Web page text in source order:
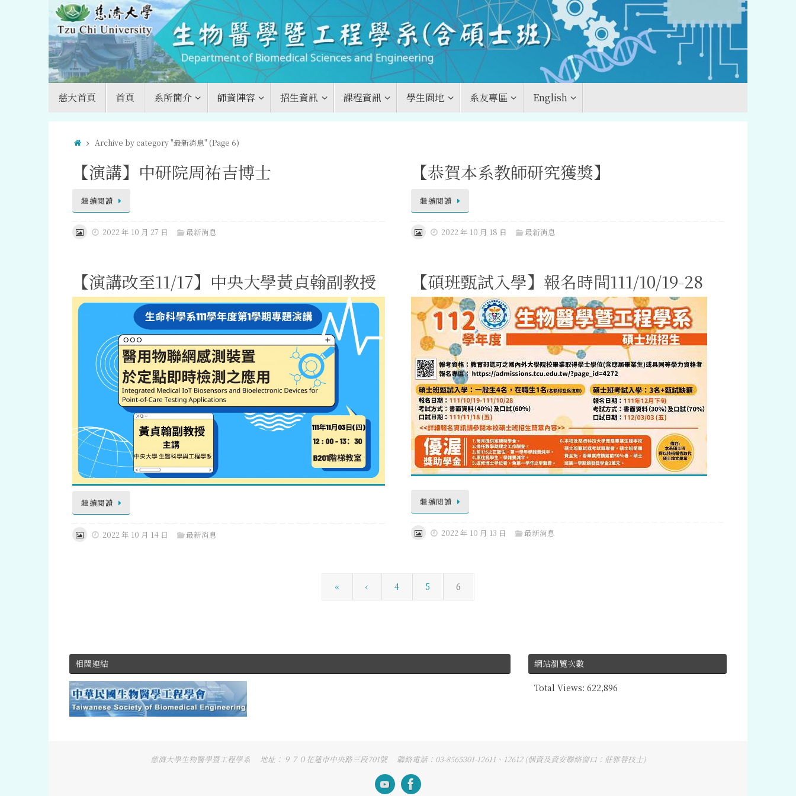
慈大首頁 首頁 系所簡介 師資陣容 招生資訊 課程資訊 學生園地 系友專區 English
HomeArchive by category "最新消息" (Page 6)
【演講】中研院周祐吉博士
繼續閱讀
2022 年 10 月 27 日 最新消息
【恭賀本系教師研究獲獎】
繼續閱讀
2022 年 10 月 18 日 最新消息
【演講改至11/17】中央大學黃貞翰副教授
繼續閱讀
2022 年 10 月 14 日 最新消息
【碩班甄試入學】報名時間111/10/19-28
繼續閱讀
2022 年 10 月 13 日 最新消息
« ‹ 4 5 6
相關連結 網站瀏覽次數
Total Views:622,896
慈濟大學生物醫學暨工程學系 地址：９７０花蓮市中央路三段701號 聯絡電話：03-8565301-12611、12612 (個資及資安聯絡窗口：莊雅蓉技士)